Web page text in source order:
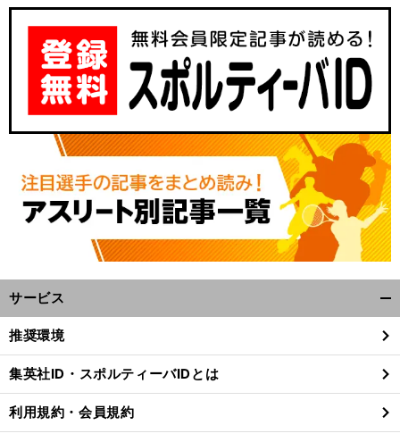
サービス
閉
る
推奨環境
集英社ID・スポルティーバIDとは
利用規約・会員規約